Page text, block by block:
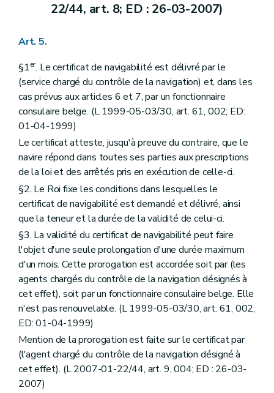
22/44, art. 8; ED : 26-03-2007)
Art. 5.
§1er. Le certificat de navigabilité est délivré par le
(service chargé du contrôle de la navigation) et, dans les
cas prévus aux articles 6 et 7, par un fonctionnaire
consulaire belge. (L 1999-05-03/30, art. 61, 002; ED:
01-04-1999)
Le certificat atteste, jusqu'à preuve du contraire, que le
navire répond dans toutes ses parties aux prescriptions
de la loi et des arrêtés pris en exécution de celle-ci.
§2. Le Roi fixe les conditions dans lesquelles le
certificat de navigabilité est demandé et délivré, ainsi
que la teneur et la durée de la validité de celui-ci.
§3. La validité du certificat de navigabilité peut faire
l'objet d'une seule prolongation d'une durée maximum
d'un mois. Cette prorogation est accordée soit par (les
agents chargés du contrôle de la navigation désignés à
cet effet), soit par un fonctionnaire consulaire belge. Elle
n'est pas renouvelable. (L 1999-05-03/30, art. 61, 002;
ED: 01-04-1999)
Mention de la prorogation est faite sur le certificat par
(l'agent chargé du contrôle de la navigation désigné à
cet effet). (L 2007-01-22/44, art. 9, 004; ED : 26-03-
2007)